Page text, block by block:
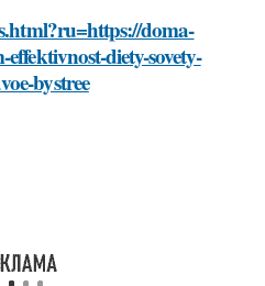
doma-
diety-sovety-
bystree